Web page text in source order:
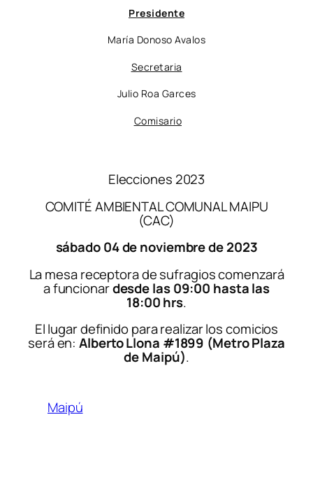
Presidente
María Donoso Avalos
Secretaria
Julio Roa Garces
Comisario
Elecciones 2023
COMITÉ AMBIENTAL COMUNAL MAIPU
(CAC)
sábado 04 de noviembre de 2023
La mesa receptora de sufragios comenzará
a funcionardesde las 09:00 hasta las
18:00 hrs.
El lugar definido para realizar los comicios
será en:Alberto Llona #1899 (Metro Plaza
de Maipú).
Maipú